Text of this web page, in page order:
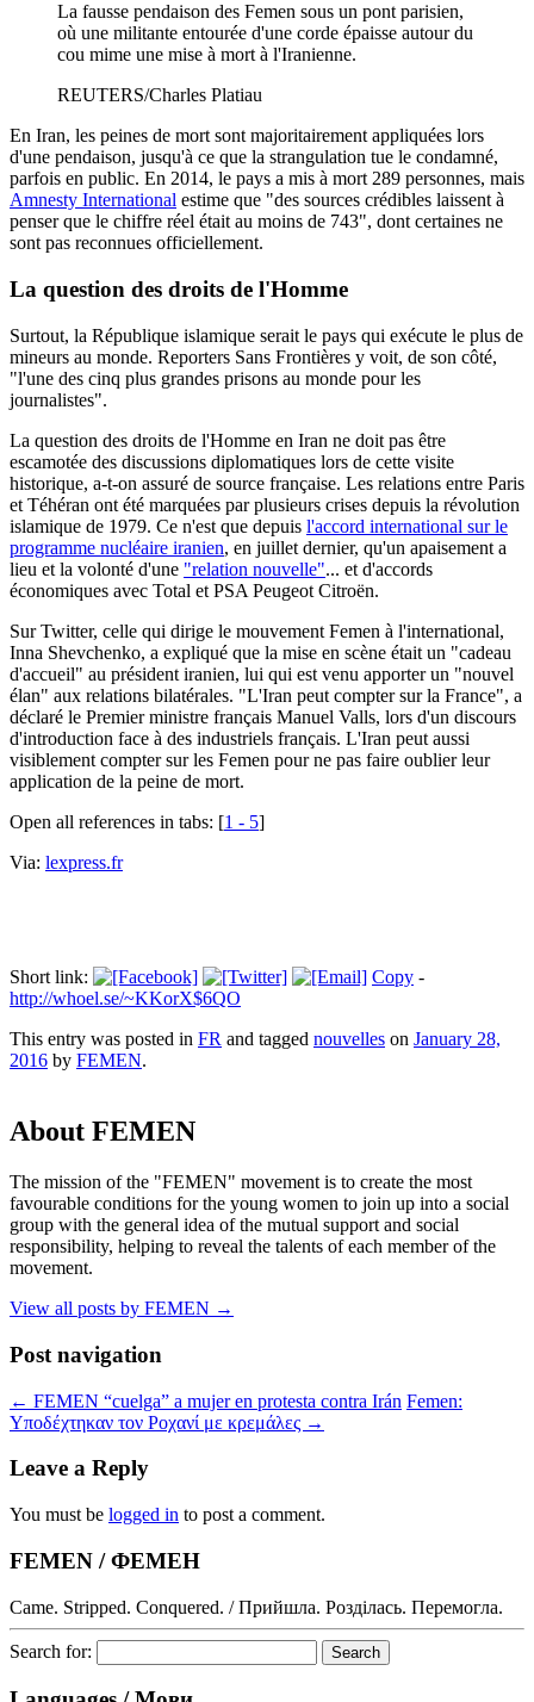
La fausse pendaison des Femen sous un pont parisien,
où une militante entourée d'une corde épaisse autour du
cou mime une mise à mort à l'Iranienne.
REUTERS/Charles Platiau
En Iran, les peines de mort sont majoritairement appliquées lors
d'une pendaison, jusqu'à ce que la strangulation tue le condamné,
parfois en public. En 2014, le pays a mis à mort 289 personnes, mais
Amnesty International estime que "des sources crédibles laissent à
penser que le chiffre réel était au moins de 743", dont certaines ne
sont pas reconnues officiellement.
La question des droits de l'Homme
Surtout, la République islamique serait le pays qui exécute le plus de
mineurs au monde. Reporters Sans Frontières y voit, de son côté,
"l'une des cinq plus grandes prisons au monde pour les
journalistes".
La question des droits de l'Homme en Iran ne doit pas être
escamotée des discussions diplomatiques lors de cette visite
historique, a-t-on assuré de source française. Les relations entre Paris
et Téhéran ont été marquées par plusieurs crises depuis la révolution
islamique de 1979. Ce n'est que depuis l'accord international sur le
programme nucléaire iranien, en juillet dernier, qu'un apaisement a
lieu et la volonté d'une "relation nouvelle"... et d'accords
économiques avec Total et PSA Peugeot Citroën.
Sur Twitter, celle qui dirige le mouvement Femen à l'international,
Inna Shevchenko, a expliqué que la mise en scène était un "cadeau
d'accueil" au président iranien, lui qui est venu apporter un "nouvel
élan" aux relations bilatérales. "L'Iran peut compter sur la France", a
déclaré le Premier ministre français Manuel Valls, lors d'un discours
d'introduction face à des industriels français. L'Iran peut aussi
visiblement compter sur les Femen pour ne pas faire oublier leur
application de la peine de mort.
Open all references in tabs: [1 - 5]
Via: lexpress.fr
Short link: Copy -
http://whoel.se/~KKorX$6QO
This entry was posted in FR and tagged nouvelles on January 28,
2016 by FEMEN.
About FEMEN
The mission of the "FEMEN" movement is to create the most
favourable conditions for the young women to join up into a social
group with the general idea of the mutual support and social
responsibility, helping to reveal the talents of each member of the
movement.
View all posts by FEMEN →
Post navigation
← FEMEN “cuelga” a mujer en protesta contra Irán Femen:
Υποδέχτηκαν τον Ροχανί με κρεμάλες →
Leave a Reply
You must be logged in to post a comment.
FEMEN / ФЕМЕН
Came. Stripped. Conquered. / Прийшла. Розділась. Перемогла.
Search for: